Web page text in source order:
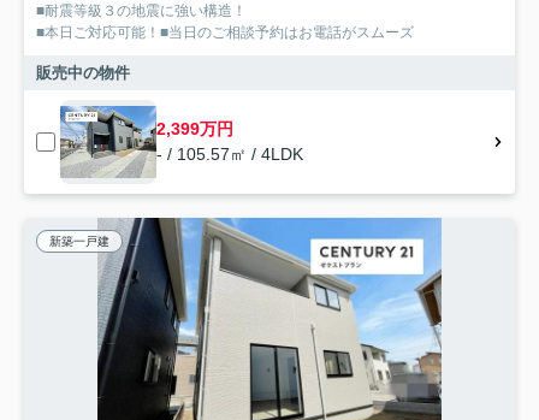
■耐震等級３の地震に強い構造！
■本日ご対応可能！■当日のご相談予約はお電話がスムーズ
販売中の物件
2,399万円
- / 105.57㎡ / 4LDK
新築一戸建